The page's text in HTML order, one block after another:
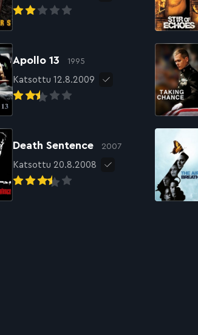
Apollo 13 1995
Katsottu 12.8.2009
Death Sentence 2007
Katsottu 20.8.2008